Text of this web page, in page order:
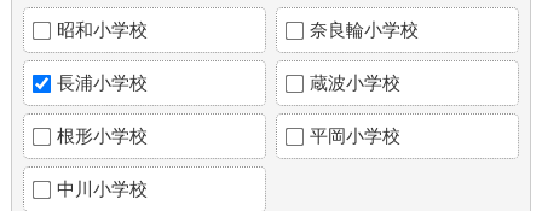
昭和小学校 奈良輪小学校
長浦小学校 蔵波小学校
根形小学校 平岡小学校
中川小学校